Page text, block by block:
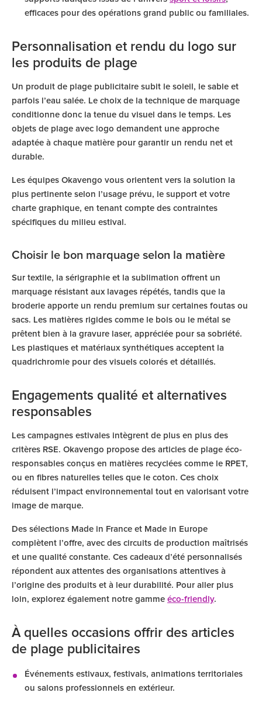
efficaces pour des opérations grand public ou familiales.
Personnalisation et rendu du logo sur
les produits de plage
Un produit de plage publicitaire subit le soleil, le sable et
parfois l’eau salée. Le choix de la technique de marquage
conditionne donc la tenue du visuel dans le temps. Les
objets de plage avec logo demandent une approche
adaptée à chaque matière pour garantir un rendu net et
durable.
Les équipes Okavengo vous orientent vers la solution la
plus pertinente selon l’usage prévu, le support et votre
charte graphique, en tenant compte des contraintes
spécifiques du milieu estival.
Choisir le bon marquage selon la matière
Sur textile, la sérigraphie et la sublimation offrent un
marquage résistant aux lavages répétés, tandis que la
broderie apporte un rendu premium sur certaines foutas ou
sacs. Les matières rigides comme le bois ou le métal se
prêtent bien à la gravure laser, appréciée pour sa sobriété.
Les plastiques et matériaux synthétiques acceptent la
quadrichromie pour des visuels colorés et détaillés.
Engagements qualité et alternatives
responsables
Les campagnes estivales intègrent de plus en plus des
critères RSE. Okavengo propose des articles de plage éco-
responsables conçus en matières recyclées comme le RPET,
ou en fibres naturelles telles que le coton. Ces choix
réduisent l’impact environnemental tout en valorisant votre
image de marque.
Des sélections Made in France et Made in Europe
complètent l’offre, avec des circuits de production maîtrisés
et une qualité constante. Ces cadeaux d’été personnalisés
répondent aux attentes des organisations attentives à
l’origine des produits et à leur durabilité. Pour aller plus
loin, explorez également notre gamme éco-friendly.
À quelles occasions offrir des articles
de plage publicitaires
Événements estivaux, festivals, animations territoriales
ou salons professionnels en extérieur.